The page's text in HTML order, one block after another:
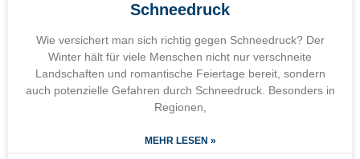
Schneedruck
Wie versichert man sich richtig gegen Schneedruck? Der
Winter hält für viele Menschen nicht nur verschneite
Landschaften und romantische Feiertage bereit, sondern
auch potenzielle Gefahren durch Schneedruck. Besonders in
Regionen,
MEHR LESEN »